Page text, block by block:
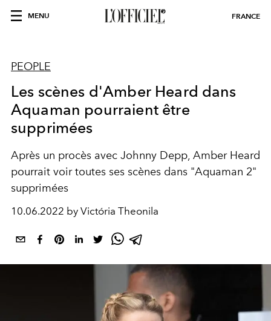
MENU FRANCE
PEOPLE
Les scènes d'Amber Heard dans
Aquaman pourraient être
supprimées
Après un procès avec Johnny Depp, Amber Heard
pourrait voir toutes ses scènes dans "Aquaman 2"
supprimées
10.06.2022 by Victória Theonila